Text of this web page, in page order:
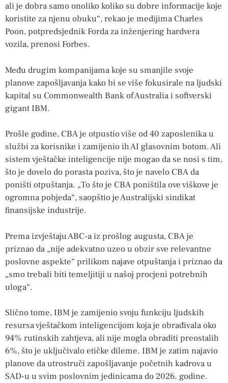
ali je dobra samo onoliko koliko su dobre informacije koje
koristite za njenu obuku“, rekao je medijima Charles
Poon, potpredsjednik Forda za inženjering hardvera
vozila, prenosi Forbes.
Među drugim kompanijama koje su smanjile svoje
planove zapošljavanja kako bi se više fokusirale na ljudski
kapital su Commonwealth Bank of Australia i softverski
gigant IBM.
Prošle godine, CBA je otpustio više od 40 zaposlenika u
službi za korisnike i zamijenio ih AI glasovnim botom. Ali
sistem vještačke inteligencije nije mogao da se nosi s tim,
što je dovelo do porasta poziva, što je navelo CBA da
poništi otpuštanja. „To što je CBA poništila ove viškove je
ogromna pobjeda“, saopštio je Australijski sindikat
finansijske industrije.
Prema izvještaju ABC-a iz prošlog augusta, CBA je
priznao da „nije adekvatno uzeo u obzir sve relevantne
poslovne aspekte“ prilikom najave otpuštanja i priznao da
„smo trebali biti temeljitiji u našoj procjeni potrebnih
uloga“.
Slično tome, IBM je zamijenio svoju funkciju ljudskih
resursa vještačkom inteligencijom koja je obrađivala oko
94% rutinskih zahtjeva, ali nije mogla obraditi preostalih
6%, što je uključivalo etičke dileme. IBM je zatim najavio
planove da utrostruči zapošljavanje početnih kadrova u
SAD-u u svim poslovnim jedinicama do 2026. godine.